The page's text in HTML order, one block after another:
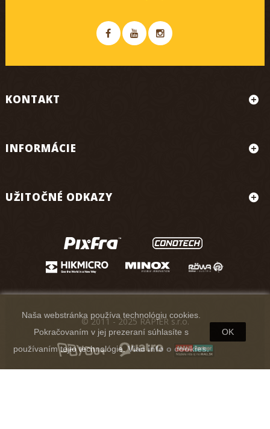
KONTAKT
INFORMÁCIE
UŽITOČNÉ ODKAZY
Naša webstránka používa technológiu cookies.
Pokračovaním v jej prezeraní súhlasíte s
používaním tejto technológie.Viac info o cookies.
OK
© 2011 - 2025 RAPIER s.r.o.